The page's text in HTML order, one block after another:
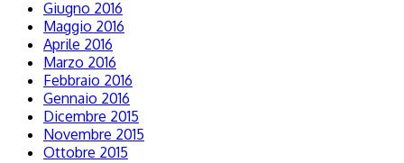
Giugno 2016
Maggio 2016
Aprile 2016
Marzo 2016
Febbraio 2016
Gennaio 2016
Dicembre 2015
Novembre 2015
Ottobre 2015